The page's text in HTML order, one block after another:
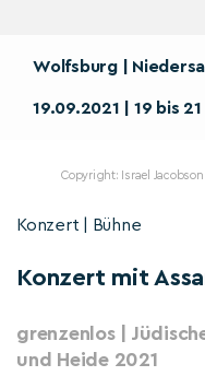
Wolfsburg |
19.09.2021 | 19 bis 21
Copyright: Israel
Konzert | Bühne
Konzert mit
grenzenlos |
und Heide 2021